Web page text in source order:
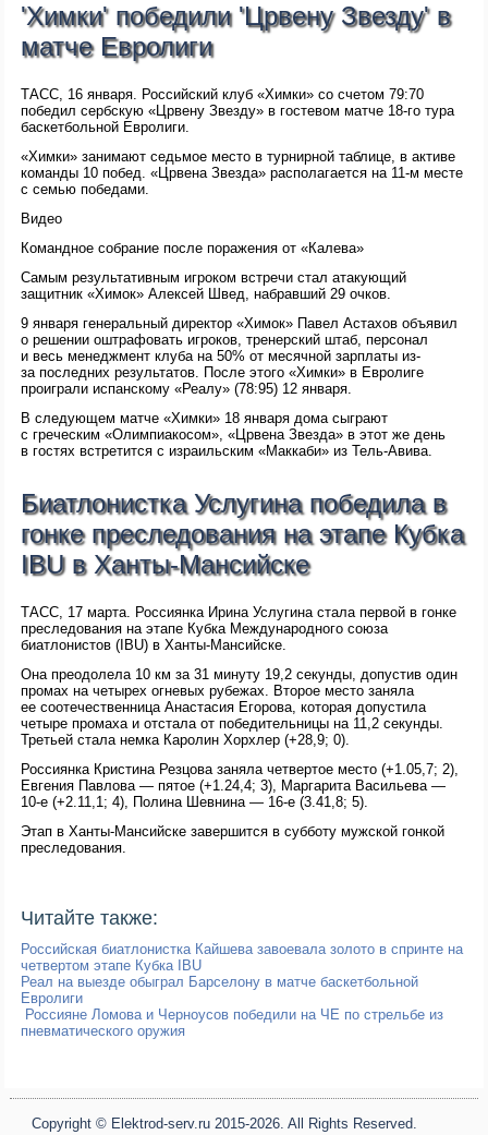
'Химки' победили 'Црвену Звезду' в
матче Евролиги
ТАСС, 16 января. Российский клуб «Химки» со счетом 79:70
победил сербскую «Црвену Звезду» в гостевом матче 18-го тура
баскетбольной Евролиги.
«Химки» занимают седьмое место в турнирной таблице, в активе
команды 10 побед. «Црвена Звезда» располагается на 11-м месте
с семью победами.
Видео
Командное собрание после поражения от «Калева»
Самым результативным игроком встречи стал атакующий
защитник «Химок» Алексей Швед, набравший 29 очков.
9 января генеральный директор «Химок» Павел Астахов объявил
о решении оштрафовать игроков, тренерский штаб, персонал
и весь менеджмент клуба на 50% от месячной зарплаты из-
за последних результатов. После этого «Химки» в Евролиге
проиграли испанскому «Реалу» (78:95) 12 января.
В следующем матче «Химки» 18 января дома сыграют
с греческим «Олимпиакосом», «Црвена Звезда» в этот же день
в гостях встретится с израильским «Маккаби» из Тель-Авива.
Биатлонистка Услугина победила в
гонке преследования на этапе Кубка
IBU в Ханты-Мансийске
ТАСС, 17 марта. Россиянка Ирина Услугина стала первой в гонке
преследования на этапе Кубка Международного союза
биатлонистов (IBU) в Ханты-Мансийске.
Она преодолела 10 км за 31 минуту 19,2 секунды, допустив один
промах на четырех огневых рубежах. Второе место заняла
ее соотечественница Анастасия Егорова, которая допустила
четыре промаха и отстала от победительницы на 11,2 секунды.
Третьей стала немка Каролин Хорхлер (+28,9; 0).
Россиянка Кристина Резцова заняла четвертое место (+1.05,7; 2),
Евгения Павлова — пятое (+1.24,4; 3), Маргарита Васильева —
10-е (+2.11,1; 4), Полина Шевнина — 16-е (3.41,8; 5).
Этап в Ханты-Мансийске завершится в субботу мужской гонкой
преследования.
Читайте также:
Российская биатлонистка Кайшева завоевала золото в спринте на
четвертом этапе Кубка IBU
Реал на выезде обыграл Барселону в матче баскетбольной
Евролиги
Россияне Ломова и Черноусов победили на ЧЕ по стрельбе из
пневматического оружия
Copyright © Elektrod-serv.ru 2015-2026. All Rights Reserved.